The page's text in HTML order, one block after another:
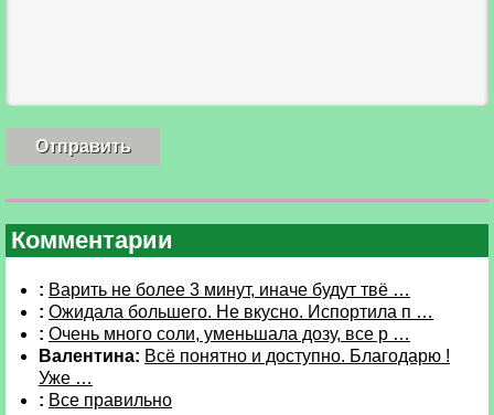
Комментарии
: Варить не более 3 минут, иначе будут твё …
: Ожидала большего. Не вкусно. Испортила п …
: Очень много соли, уменьшала дозу, все р …
Валентина: Всё понятно и доступно. Благодарю !
Уже …
: Все правильно